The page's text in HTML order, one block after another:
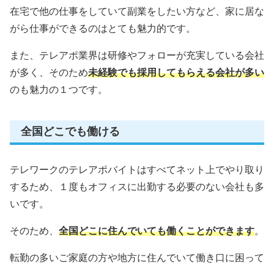
在宅で他の仕事をしていて副業をしたい方など、家に居な
がら仕事ができるのはとても魅力的です。
また、テレアポ業界は研修やフォローが充実している会社
が多く、そのため未経験でも採用してもらえる会社が多い
のも魅力の１つです。
全国どこでも働ける
テレワークのテレアポバイトはすべてネット上でやり取り
するため、１度もオフィスに出勤する必要のない会社も多
いです。
そのため、 全国どこに住んでいても働くことができます。
転勤の多いご家庭の方や地方に住んでいて働き口に困って